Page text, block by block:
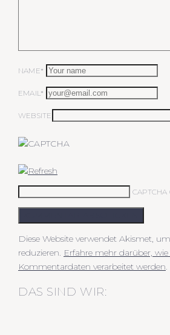
NAME*
EMAIL*
WEBSITE
CAPTCHA
Diese Website verwendet Akismet,
reduzieren. Erfahre mehr darüber, wie
Kommentardaten verarbeitet werden.
DAS SIND WIR: